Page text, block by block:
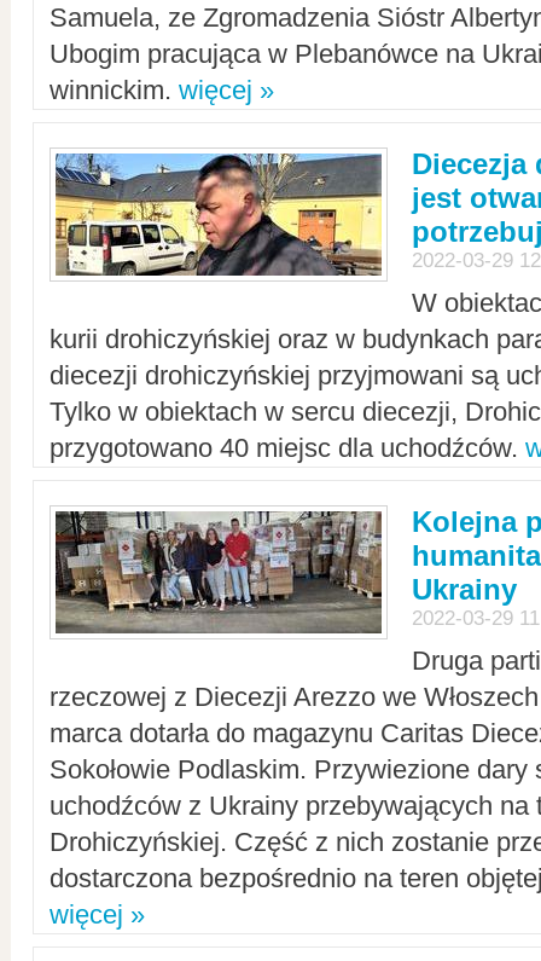
Samuela, ze Zgromadzenia Sióstr
Ubogim pracująca w Plebanówce na
winnickim. więcej »
Diecezja
jest
2022-03-29
W
kurii drohiczyńskiej oraz w budynkach
diecezji drohiczyńskiej przyjmowani są
Tylko w obiektach w sercu diecezji,
przygotowano 40 miejsc dla uchodźców.
Kolejna
Ukrainy
2022-03-29
Druga
rzeczowej z Diecezji Arezzo we
marca dotarła do magazynu Caritas
Sokołowie Podlaskim. Przywiezione dary
uchodźców z Ukrainy przebywających na
Drohiczyńskiej. Część z nich zostanie
dostarczona bezpośrednio na teren
więcej »